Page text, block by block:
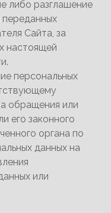
либо разглашение
Сайта, за
настоящей
персональных
обращения или
его законного
органа по
данных на
или